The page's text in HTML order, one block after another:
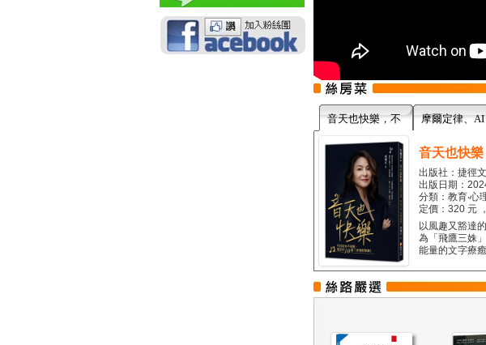
音天也快樂，不 摩爾定律、AI
音天也快樂
出版社：捷徑
出版日期：
分類：教育‧心
定價：320 元
以風趣又豁達
為「飛鷹三姝
能量的文字療